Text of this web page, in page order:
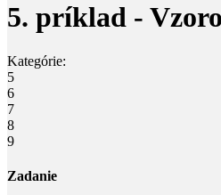
5. príklad -
Kategórie:
5
6
7
8
9
Zadanie